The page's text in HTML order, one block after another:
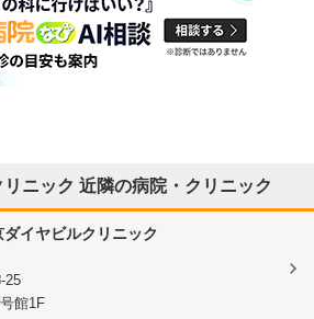
ニック 近隣の病院・クリニック
ダイヤビルクリニック
25
館1F